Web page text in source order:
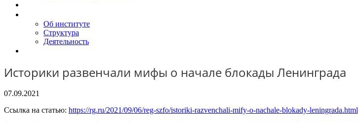
Об институте
Структура
Деятельность
Историки развенчали мифы о начале блокады Ленинграда
07.09.2021
Ссылка на статью: https://rg.ru/2021/09/06/reg-szfo/istoriki-razvenchali-mify-o-nachale-blokady-leningrada.html